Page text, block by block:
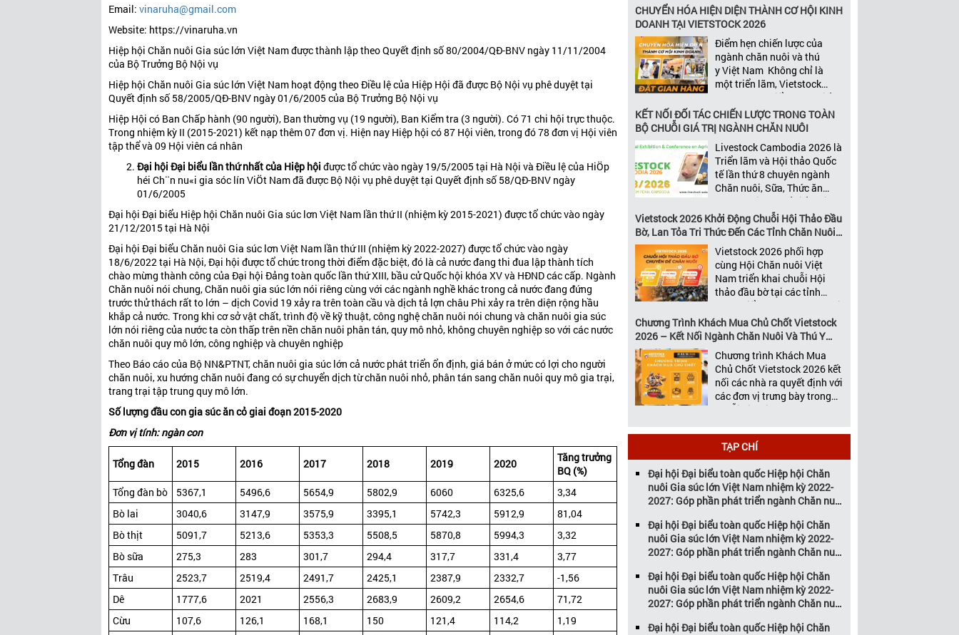
Email: vinaruha@gmail.com
Website: https://vinaruha.vn
Hiệp hội Chăn nuôi Gia súc lớn Việt Nam được thành lập theo Quyết định số 80/2004/QĐ-BNV ngày 11/11/2004
của Bộ Trưởng Bộ Nội vụ
Hiệp hội Chăn nuôi Gia súc lớn Việt Nam hoạt động theo Điều lệ của Hiệp Hội đã được Bộ Nội vụ phê duyệt tại
Quyết định số 58/2005/QĐ-BNV ngày 01/6/2005 của Bộ Trưởng Bộ Nội vụ
Hiệp Hội có Ban Chấp hành (90 người), Ban thường vụ (19 người), Ban Kiểm tra (3 người). Có 71 chi hội trực thuộc.
Trong nhiệm kỳ II (2015-2021) kết nạp thêm 07 đơn vị. Hiện nay Hiệp hội có 87 Hội viên, trong đó 78 đơn vị Hội viên
tập thể và 09 Hội viên cá nhân
Đại hội Đại biểu lần thứ nhất của Hiệp hội được tổ chức vào ngày 19/5/2005 tại Hà Nội và Điều lệ của HiÖp
héi Ch¨n nu«i gia sóc lín ViÖt Nam đã được Bộ Nội vụ phê duyệt tại Quyết định số 58/QĐ-BNV ngày
01/6/2005
Đại hội Đại biểu Hiệp hội Chăn nuôi Gia súc lơn Việt Nam lần thứ II (nhiệm kỳ 2015-2021) được tổ chức vào ngày
21/12/2015 tại Hà Nội
Đại hội Đại biểu Chăn nuôi Gia súc lơn Việt Nam lần thứ III (nhiệm kỳ 2022-2027) được tổ chức vào ngày
18/6/2022 tại Hà Nội, Đại hội được tổ chức trong thời điểm đặc biệt, đó là cả nước đang thi đua lập thành tích
chào mừng thành công của Đại hội Đảng toàn quốc lần thứ XIII, bầu cử Quốc hội khóa XV và HĐND các cấp. Ngành
Chăn nuôi nói chung, Chăn nuôi gia súc lớn nói riêng cùng với các ngành nghề khác trong cả nước đang đứng
trước thử thách rất to lớn – dịch Covid 19 xảy ra trên toàn cầu và dịch tả lợn châu Phi xảy ra trên diện rộng hầu
khắp cả nước. Trong khi cơ sở vật chất, trình độ về kỹ thuật, công nghệ chăn nuôi nói chung và chăn nuôi gia súc
lớn nói riêng của nước ta còn thấp trên nền chăn nuôi phân tán, quy mô nhỏ, không chuyên nghiệp so với các nước
chăn nuôi quy mô lớn, công nghiệp và chuyên nghiệp
Theo Báo cáo của Bộ NN&PTNT, chăn nuôi gia súc lớn cả nước phát triển ổn định, giá bán ở mức có lợi cho người
chăn nuôi, xu hướng chăn nuôi đang có sự chuyển dịch từ chăn nuôi nhỏ, phân tán sang chăn nuôi quy mô gia trại,
trang trại tập trung quy mô lớn.
Số lượng đầu con gia súc ăn cỏ giai đoạn 2015-2020
Đơn vị tính: ngàn con
Tổng đàn 2015 2016 2017 2018 2019 2020
Tăng trưởng
BQ (%)
Tổng đàn bò
5367,1 5496,6 5654,9 5802,9 6060 6325,6
3,34
Bò lai
3040,6 3147,9 3575,9 3395,1 5742,3 5912,9
81,04
Bò thịt
5091,7 5213,6 5353,3 5508,5 5870,8 5994,3
3,32
Bò sữa
275,3 283 301,7 294,4 317,7 331,4
3,77
Trâu
2523,7 2519,4 2491,7 2425,1 2387,9 2332,7
-1,56
Dê
1777,6 2021 2556,3 2683,9 2609,2 2654,6
71,72
Cừu
107,6 126,1 168,1 150 121,4 114,2
1,19
vững không chỉ phụ thuộc
vào chất lượng sản phẩm
còn được thúc đẩy bởi khả
năng xây dựng các mối quan
[…]
CHUYỂN HÓA HIỆN DIỆN THÀNH CƠ HỘI KINH
DOANH TẠI VIETSTOCK 2026
Điểm hẹn chiến lược của
ngành chăn nuôi và thú
y Việt Nam Không chỉ là
một triển lãm, Vietstock
2026 còn là điểm hẹn chiến
lược của ngành. Quy tụ
những đơn vị kinh doanh
hàng đầu, những lãnh
đạo và nhà cung cấp trong
chuỗi giá
trị ngành, Vietstock mang
đến nền tảng kết nối toàn
giá trị […]
KẾT NỐI ĐỐI TÁC CHIẾN LƯỢC TRONG TOÀN
BỘ CHUỖI GIÁ TRỊ NGÀNH CHĂN NUÔI
Livestock Cambodia 2026 là
Triển lãm và Hội thảo Quốc
tế lần thứ 8 chuyên ngành
Chăn nuôi, Sữa, Thức ăn
chăn nuôi và Chế biến thịt
tại Campuchia. Đây được
đánh giá là một trong những
niên uy tín và đáng chú ý
nhất của ngành nông nghiệp
– chăn […]
Vietstock 2026 Khởi Động Chuỗi Hội Thảo Đầu
Bờ, Lan Tỏa Tri Thức Đến Các Tỉnh Chăn Nuôi
Trọng Điểm
Vietstock 2026 phối hợp
cùng Hội Chăn nuôi Việt
Nam triển khai chuỗi Hội
thảo đầu bờ tại các tỉnh
trọng điểm ngành chăn nuôi
Không chỉ là nền tảng giao
thương hàng đầu của ngành
chăn nuôi và thú y, Vietstock
còn là triển lãm duy nhất tại
Việt Nam tổ chức thường
niên […]
Chương Trình Khách Mua Chủ Chốt Vietstock
2026 – Kết Nối Ngành Chăn Nuôi Và Thú Y
Việt Nam Và Đông Nam ÁChương trình Khách Mua
Chủ Chốt Vietstock 2026 kết
nối các nhà ra quyết định với
các đơn vị trưng bày trong
chuỗi giá trị ngành chăn
năm đồng hành cùng sự
phát triển của ngành chăn
nuôi Việt Nam, Vietstock đã
khẳng định vị thế là triển […]
TẠP CHÍ
Đại hội Đại biểu toàn quốc Hiệp hội Chăn
nuôi Gia súc lớn Việt Nam nhiệm kỳ 2022-
2027: Góp phần phát triển ngành Chăn nuôi
Đại hội Đại biểu toàn quốc Hiệp hội Chăn
nuôi Gia súc lớn Việt Nam nhiệm kỳ 2022-
2027: Góp phần phát triển ngành Chăn nuôi
Đại hội Đại biểu toàn quốc Hiệp hội Chăn
nuôi Gia súc lớn Việt Nam nhiệm kỳ 2022-
2027: Góp phần phát triển ngành Chăn nuôi
Đại hội Đại biểu toàn quốc Hiệp hội Chăn